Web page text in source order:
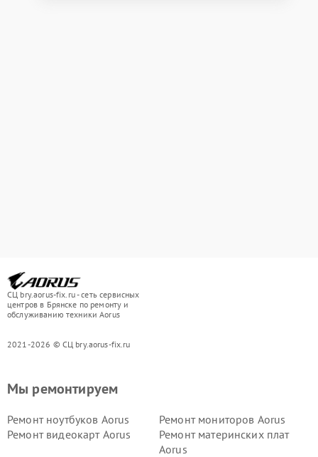
СЦ bry.aorus-fix.ru - сеть сервисных
центров в Брянске по ремонту и
обслуживанию техники Aorus
2021-2026 © СЦ bry.aorus-fix.ru
Мы ремонтируем
Ремонт ноутбуков Aorus
Ремонт мониторов Aorus
Ремонт видеокарт Aorus
Ремонт материнских плат
Aorus